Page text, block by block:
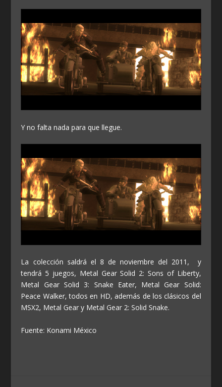
Y no falta nada para que llegue.
La colección saldrá el 8 de noviembre del 2011, y
tendrá 5 juegos, Metal Gear Solid 2: Sons of Liberty,
Metal Gear Solid 3: Snake Eater, Metal Gear Solid:
Peace Walker, todos en HD, además de los clásicos del
MSX2, Metal Gear y Metal Gear 2: Solid Snake.
Fuente: Konami México